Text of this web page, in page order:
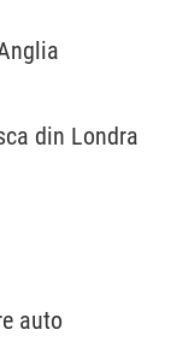
din Londra
auto